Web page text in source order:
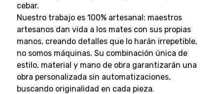
cebar.
Nuestro trabajo es 100% artesanal: maestros
artesanos dan vida a los mates con sus propias
manos, creando detalles que lo harán irrepetible,
no somos máquinas. Su combinación única de
estilo, material y mano de obra garantizarán una
obra personalizada sin automatizaciones,
buscando originalidad en cada pieza.